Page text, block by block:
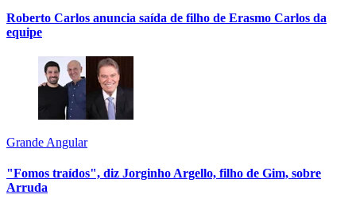
Roberto Carlos anuncia saída de filho de Erasmo Carlos da
equipe
Grande Angular
"Fomos traídos", diz Jorginho Argello, filho de Gim, sobre
Arruda